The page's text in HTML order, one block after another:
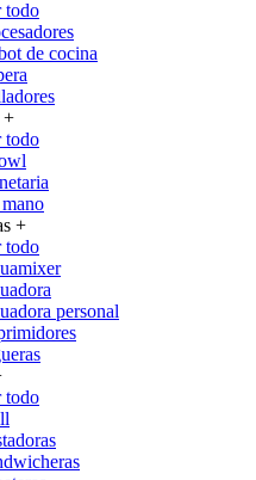
todo
de cocina
+
todo
+
todo
personal
todo